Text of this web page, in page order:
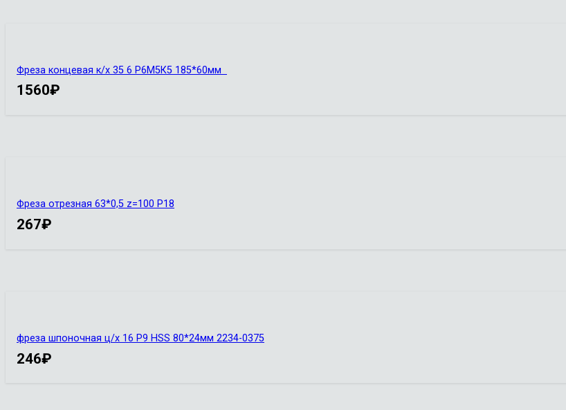
Фреза концевая к/х 35 6 Р6М5К5 185*60мм
1560₽
Фреза отрезная 63*0,5 z=100 Р18
267₽
фреза шпоночная ц/х 16 Р9 HSS 80*24мм 2234-0375
246₽